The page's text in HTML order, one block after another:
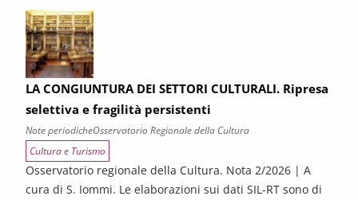
LA CONGIUNTURA DEI SETTORI CULTURALI. Ripresa
selettiva e fragilità persistenti
Note periodicheOsservatorio Regionale della Cultura
Cultura e Turismo
Osservatorio regionale della Cultura. Nota 2/2026 | A
cura di S. Iommi. Le elaborazioni sui dati SIL-RT sono di